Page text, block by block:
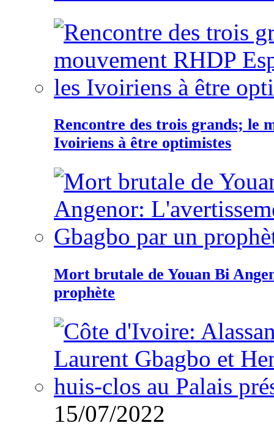
Rencontre des trois grands; le
Ivoiriens à être optimistes
Mort brutale de Youan Bi
prophète
15/07/2022